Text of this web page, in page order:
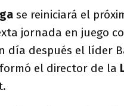
se reiniciará el
jornada en juego
día después el líder
el director de la